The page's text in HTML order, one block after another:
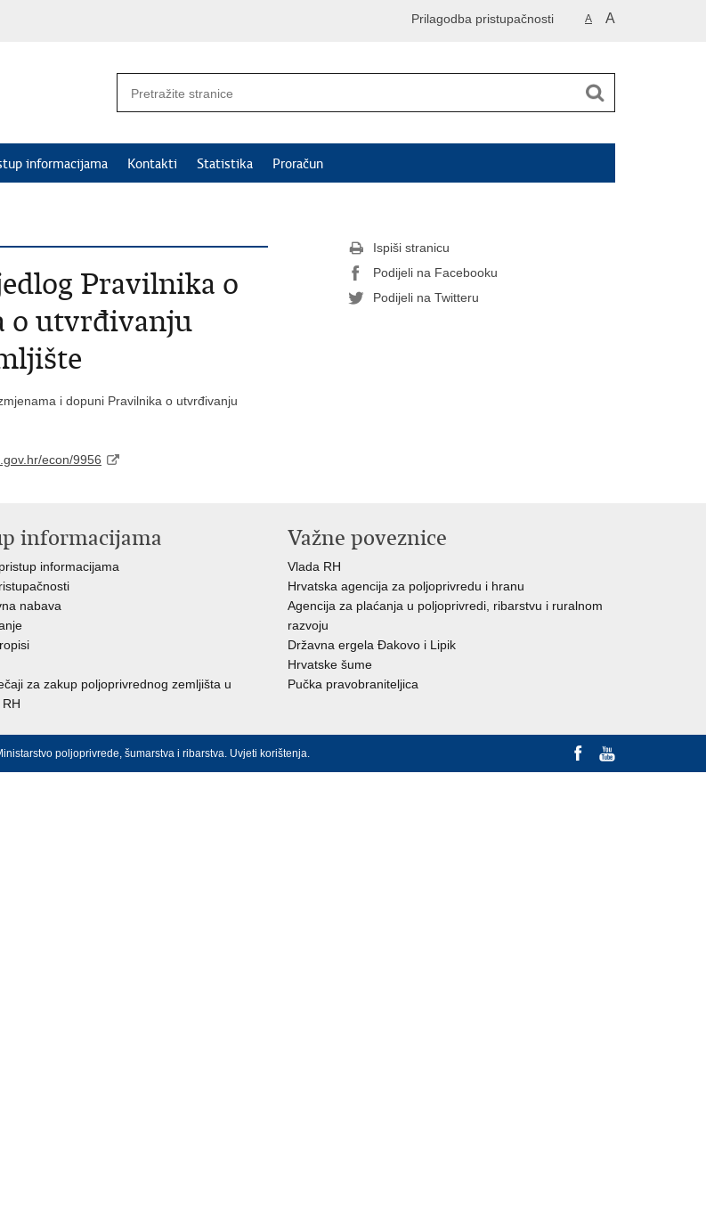
A A
Prilagodba pristupačnosti
informacijama Kontakti Statistika Proračun
Pravilnika o
o utvrđivanju
i dopuni Pravilnika o utvrđivanju
econ/9956
Ispiši stranicu
Podijeli na Facebooku
Podijeli na Twitteru
informacijama
informacijama
nabava
za zakup poljoprivrednog zemljišta u
Važne poveznice
Vlada RH
Hrvatska agencija za poljoprivredu i hranu
Agencija za plaćanja u poljoprivredi, ribarstvu i ruralnom
razvoju
Državna ergela Đakovo i Lipik
Hrvatske šume
Pučka pravobraniteljica
poljoprivrede, šumarstva i ribarstva. Uvjeti korištenja.